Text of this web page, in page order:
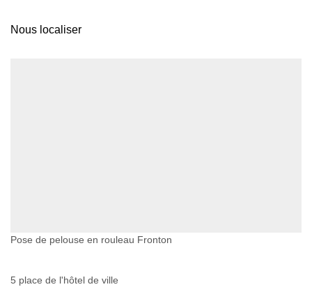
Nous localiser
Pose de pelouse en rouleau Fronton
5 place de l'hôtel de ville